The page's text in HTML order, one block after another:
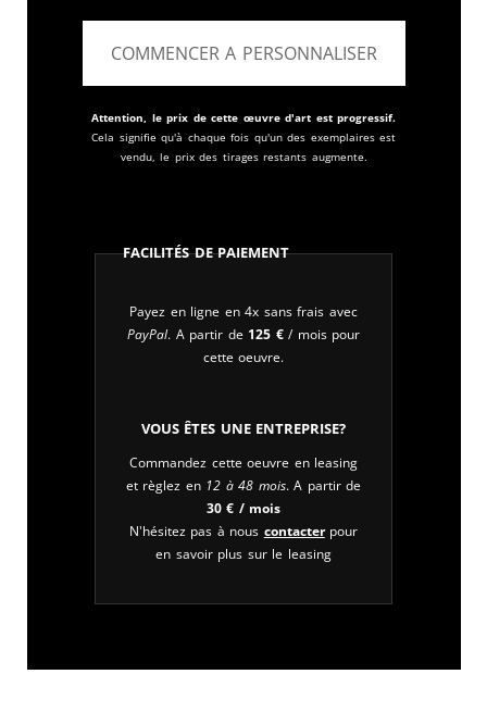
COMMENCER A PERSONNALISER
Attention, le prix de cette œuvre d'art est progressif.
Cela signifie qu'à chaque fois qu'un des exemplaires est
vendu, le prix des tirages restants augmente.
Facilités de paiement
Payez en ligne en 4x sans frais avec
PayPal. A partir de 125 €/ mois pour
cette oeuvre.
Vous êtes une entreprise?
Commandez cette oeuvre en leasing
et règlez en 12 à 48 mois. A partir de
30€ / mois
N'hésitez pas à nous contacterpour
en savoir plus sur le leasing